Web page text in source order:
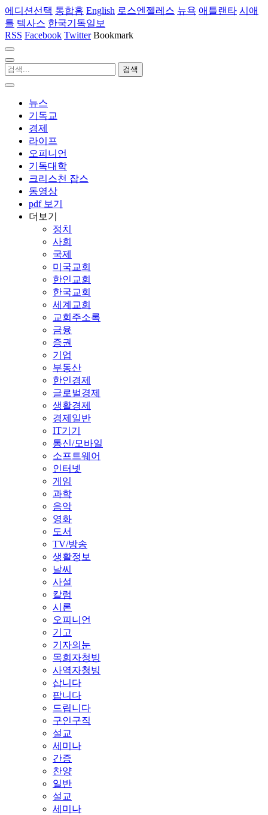
에디션선택 통합홈 English 로스엔젤레스 뉴욕 애틀랜타 시애
틀 텍사스 한국기독일보
RSS Facebook Twitter Bookmark
뉴스
기독교
경제
라이프
오피니언
기독대학
크리스천 잡스
동영상
pdf 보기
더보기
정치
사회
국제
미국교회
한인교회
한국교회
세계교회
교회주소록
금융
증권
기업
부동산
한인경제
글로벌경제
생활경제
경제일반
IT기기
통신/모바일
소프트웨어
인터넷
게임
과학
음악
영화
도서
TV/방송
생활정보
날씨
사설
칼럼
시론
오피니언
기고
기자의눈
목회자청빙
사역자청빙
삽니다
팝니다
드립니다
구인구직
설교
세미나
간증
찬양
일반
설교
세미나